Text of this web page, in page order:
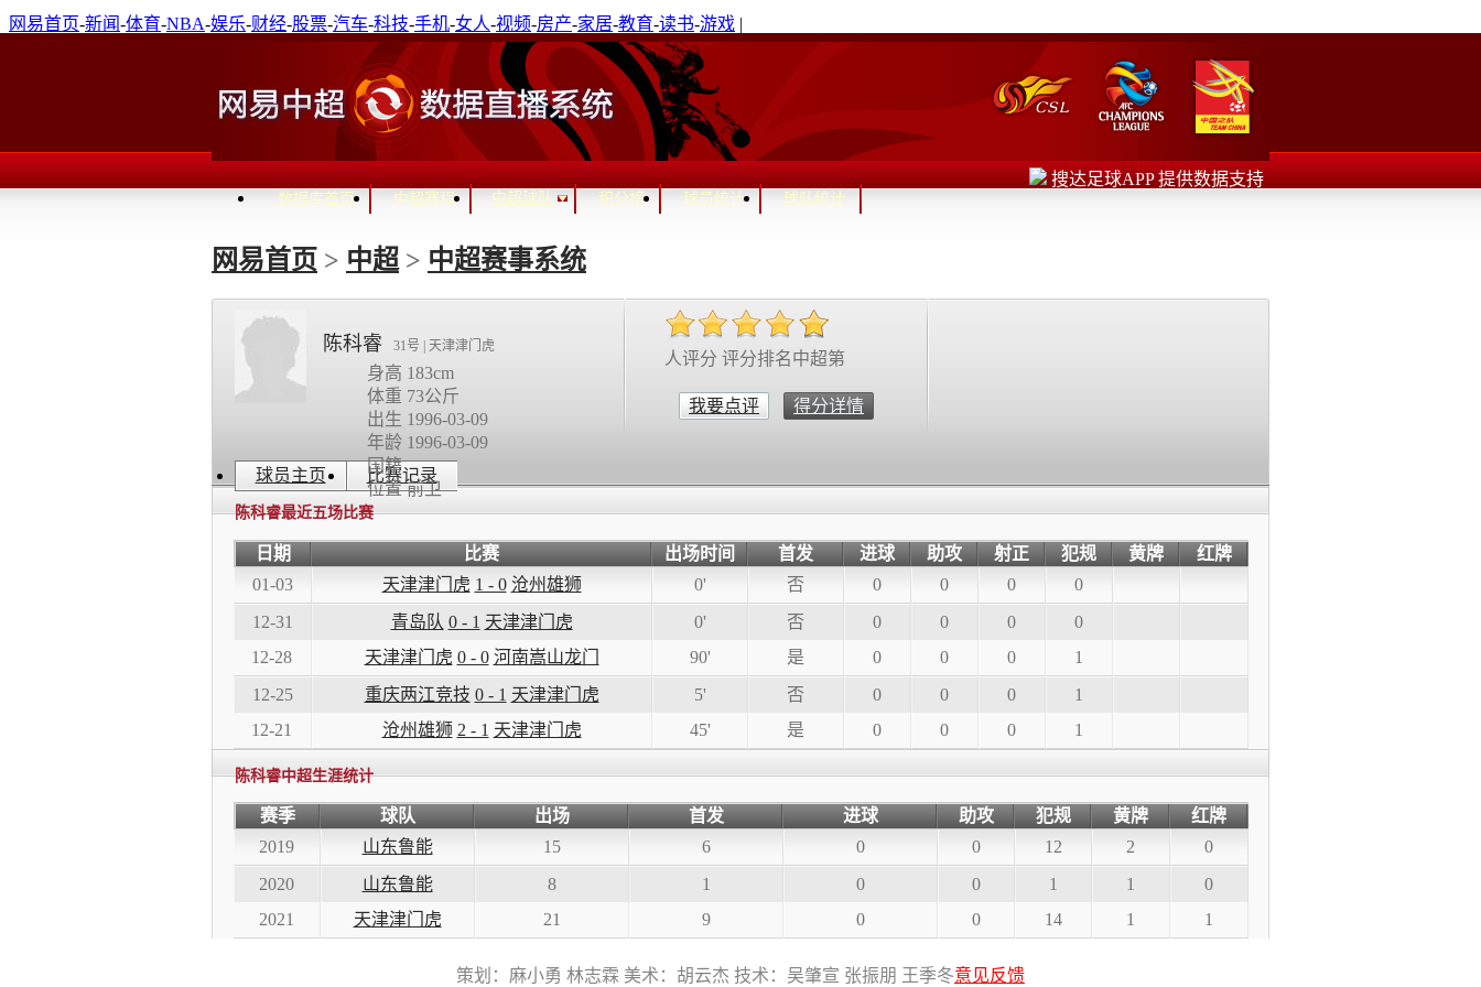
网易首页-新闻-体育-NBA-娱乐-财经-股票-汽车-科技-手机-女人-视频-房产-家居-教育-读书-游戏 |
数据库首页 中超赛程 中超球队 积分榜 球员统计 球队统计
搜达足球APP 提供数据支持
网易首页 > 中超 > 中超赛事系统
陈科睿 31号 | 天津津门虎
身高 183cm
体重 73公斤
出生 1996-03-09
年龄 1996-03-09
国籍
位置 前卫
人评分 评分排名中超第
我要点评 得分详情
球员主页 比赛记录
陈科睿最近五场比赛
日期 比赛 出场时间 首发 进球 助攻 射正 犯规 黄牌
红牌
01-03
天津津门虎 1 - 0 沧州雄狮 0' 否 0 0 0
0
12-31
青岛队 0 - 1 天津津门虎 0' 否 0 0 0
0
12-28
天津津门虎 0 - 0 河南嵩山龙门 90' 是 0 0 0
1
12-25
重庆两江竞技 0 - 1 天津津门虎 5' 否 0 0 0
1
12-21
沧州雄狮 2 - 1 天津津门虎 45' 是 0 0 0 1
陈科睿中超生涯统计
赛季 球队 出场 首发 进球 助攻 犯规 黄牌
红牌
2019
山东鲁能 15 6 0 0 12 2
0
2020
山东鲁能 8 1 0 0 1 1
0
2021
天津津门虎 21 9 0 0 14 1 1
策划：麻小勇 林志霖 美术：胡云杰 技术：吴肇宣 张振朋 王季冬意见反馈